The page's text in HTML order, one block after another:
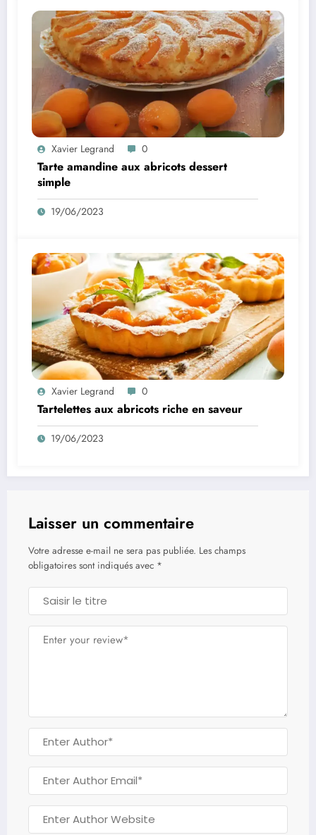
Xavier Legrand 0
Tarte amandine aux abricots dessert
simple
19/06/2023
Xavier Legrand 0
Tartelettes aux abricots riche en saveur
19/06/2023
Laisser un commentaire
Votre adresse e-mail ne sera pas publiée. Les champs
obligatoires sont indiqués avec *